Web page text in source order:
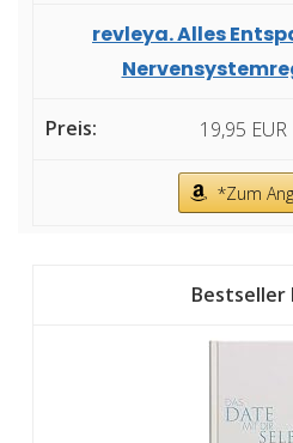
revleya. Alles
19,95 EUR
*Zum